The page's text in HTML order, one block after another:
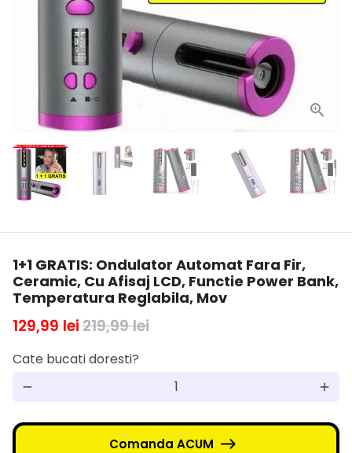
1+1 GRATIS: Ondulator Automat Fara Fir,
Ceramic, Cu Afisaj LCD, Functie Power Bank,
Temperatura Reglabila, Mov
129,99 lei219,99 lei
Cate bucati doresti?
remove add
Comanda ACUM